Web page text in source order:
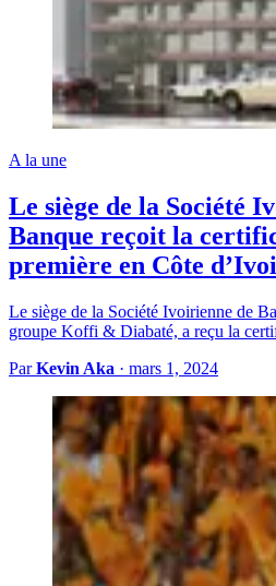
A la une
Le siège de la Société
Banque reçoit la
première en Côte
Le siège de la Société Ivoirienne de
groupe Koffi & Diabaté, a reçu la
ParKevin Aka · mars 1, 2024